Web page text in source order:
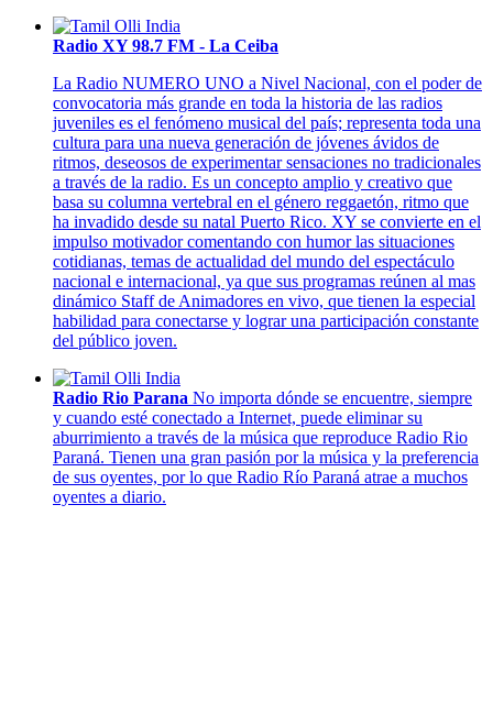
Radio XY 98.7 FM - La Ceiba
La Radio NUMERO UNO a Nivel Nacional, con el poder de
convocatoria más grande en toda la historia de las radios
juveniles es el fenómeno musical del país; representa toda una
cultura para una nueva generación de jóvenes ávidos de
ritmos, deseosos de experimentar sensaciones no tradicionales
a través de la radio. Es un concepto amplio y creativo que
basa su columna vertebral en el género reggaetón, ritmo que
ha invadido desde su natal Puerto Rico. XY se convierte en el
impulso motivador comentando con humor las situaciones
cotidianas, temas de actualidad del mundo del espectáculo
nacional e internacional, ya que sus programas reúnen al mas
dinámico Staff de Animadores en vivo, que tienen la especial
habilidad para conectarse y lograr una participación constante
del público joven.
Radio Rio Parana No importa dónde se encuentre, siempre
y cuando esté conectado a Internet, puede eliminar su
aburrimiento a través de la música que reproduce Radio Rio
Paraná. Tienen una gran pasión por la música y la preferencia
de sus oyentes, por lo que Radio Río Paraná atrae a muchos
oyentes a diario.